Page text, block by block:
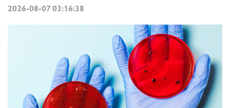
2026-08-07 03:16:38